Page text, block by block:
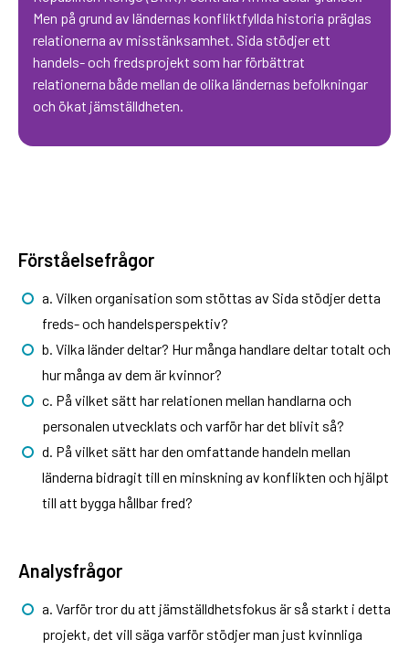
Men på grund av ländernas konfliktfyllda historia präglas
relationerna av misstänksamhet. Sida stödjer ett
handels- och fredsprojekt som har förbättrat
relationerna både mellan de olika ländernas befolkningar
och ökat jämställdheten.
Förståelsefrågor
a. Vilken organisation som stöttas av Sida stödjer detta
freds- och handelsperspektiv?
b. Vilka länder deltar? Hur många handlare deltar totalt och
hur många av dem är kvinnor?
c. På vilket sätt har relationen mellan handlarna och
personalen utvecklats och varför har det blivit så?
d. På vilket sätt har den omfattande handeln mellan
länderna bidragit till en minskning av konflikten och hjälpt
till att bygga hållbar fred?
Analysfrågor
a. Varför tror du att jämställdhetsfokus är så starkt i detta
projekt, det vill säga varför stödjer man just kvinnliga